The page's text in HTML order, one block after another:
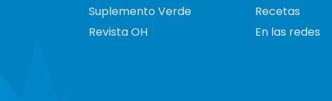
Suplemento Verde
Revista OH
Recetas
En las redes